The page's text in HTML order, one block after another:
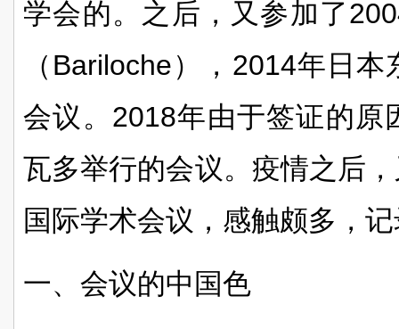
学会的。之后，又参加了
（ Bariloche）， 2014年日本
会议。 2018年由于签证的原
瓦多举行的会议。疫情之后
国际学术会议，感触颇多，
一、会议的中国色